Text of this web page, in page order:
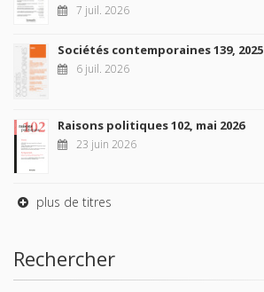
7 juil. 2026
Sociétés contemporaines 139, 2025
6 juil. 2026
Raisons politiques 102, mai 2026
23 juin 2026
plus de titres
Rechercher